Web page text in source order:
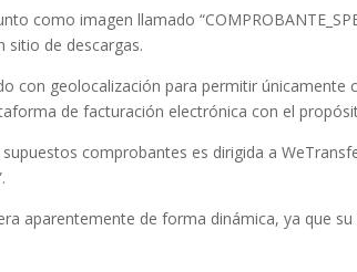
como imagen llamado
sitio de descargas.
con geolocalización para permitir únicamente
de facturación electrónica con el
comprobantes es dirigida a
aparentemente de forma dinámica, ya que